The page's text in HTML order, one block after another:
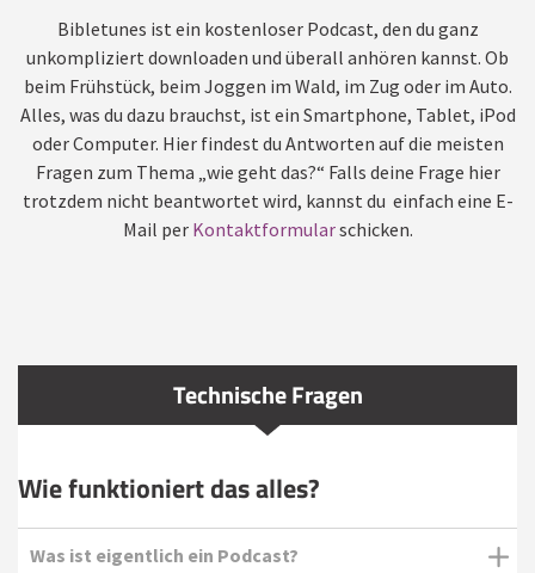
Bibletunes ist ein kostenloser Podcast, den du ganz
unkompliziert downloaden und überall anhören kannst. Ob
beim Frühstück, beim Joggen im Wald, im Zug oder im Auto.
Alles, was du dazu brauchst, ist ein Smartphone, Tablet, iPod
oder Computer. Hier findest du Antworten auf die meisten
Fragen zum Thema „wie geht das?“ Falls deine Frage hier
trotzdem nicht beantwortet wird, kannst du einfach eine E-
Mail per Kontaktformularschicken.
Technische Fragen
Wie funktioniert das alles?
Was ist eigentlich ein Podcast?